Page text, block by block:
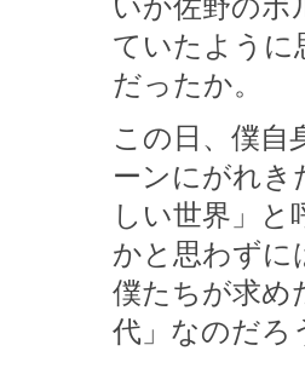
いか佐野のボ
ていたように
だったか。
この日、僕自
ーンにがれき
しい世界」
かと思わずに
僕たちが求め
代」なのだろ